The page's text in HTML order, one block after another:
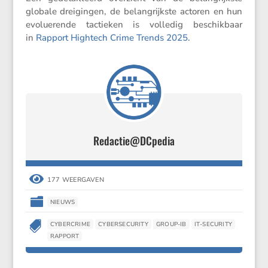
globale dreigingen, de belang­rijkste actoren en hun
evolu­e­rende tactieken is volledig beschik­baar
in Rapport Hightech Crime Trends 2025.
Redactie@DCpedia
 177 WEERGAVEN
 NIEUWS
 CYBERCRIME CYBERSECURITY GROUP-IB
IT-SECURITY
RAPPORT